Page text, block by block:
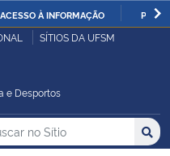
ACESSO À INFORMAÇÃO
SÍTIOS DA UFSM
e Desportos
no no Sítio